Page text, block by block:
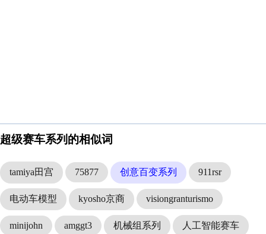
超级赛车系列的相似词
tamiya田宫 75877 创意百变系列 911rsr
电动车模型 kyosho京商 visiongranturismo
minijohn amggt3 机械组系列 人工智能赛车